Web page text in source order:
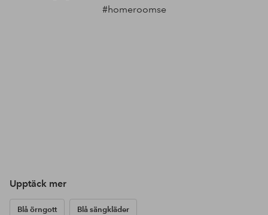
#homeroomse
Upptäck mer
Blå örngott Blå sängkläder